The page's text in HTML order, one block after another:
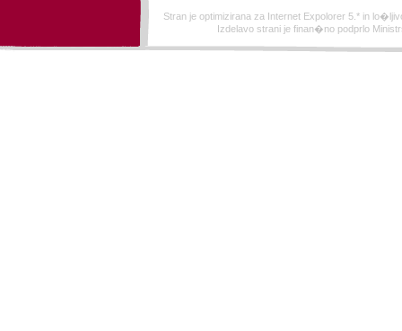
Stran je optimizirana za Internet Expolorer 5.* in
Izdelavo strani je finan�no podprlo